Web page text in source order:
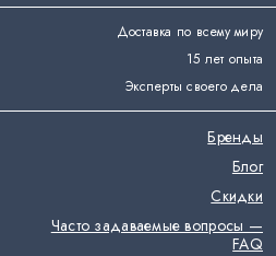
Доставка по всему миру
15 лет опыта
Эксперты своего дела
Бренды
Блог
Скидки
Часто задаваемые вопросы —
FAQ